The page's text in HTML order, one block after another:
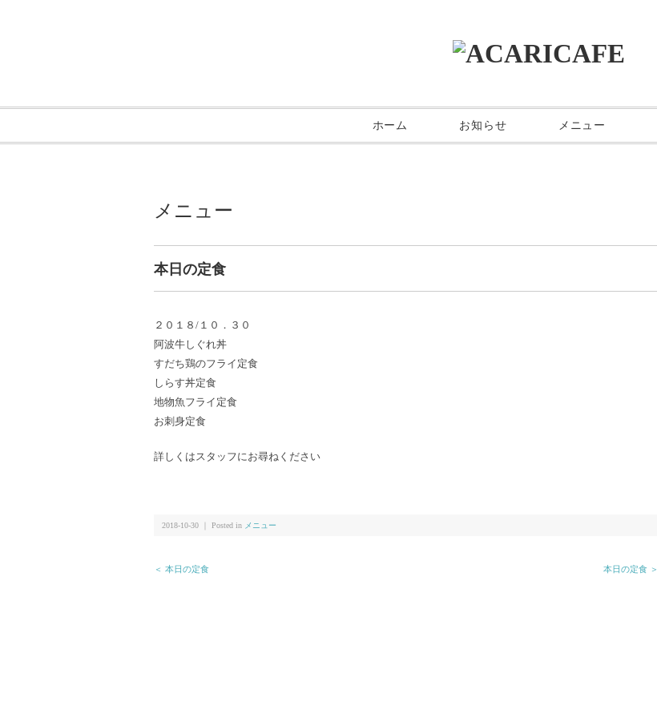
ホーム お知らせ メニュー
メニュー
本日の定食
２０１８/１０．３０
阿波牛しぐれ丼
すだち鶏のフライ定食
しらす丼定食
地物魚フライ定食
お刺身定食
詳しくはスタッフにお尋ねください
2018-10-30 ｜ Posted in メニュー
＜ 本日の定食 本日の定食 ＞